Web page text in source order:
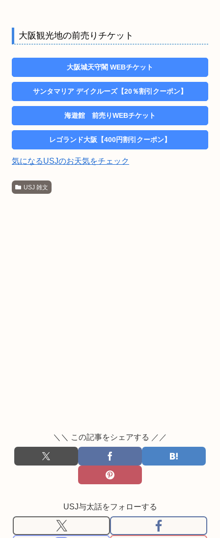
大阪観光地の前売りチケット
大阪城天守閣 WEBチケット
サンタマリア デイクルーズ【20％割引クーポン】
海遊館 前売りWEBチケット
レゴランド大阪【400円割引クーポン】
気になるUSJのお天気をチェック
USJ 雑文
＼＼ この記事をシェアする ／／
USJ与太話をフォローする